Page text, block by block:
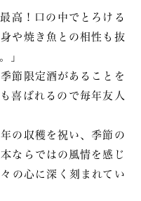
高！口の中でとろける
や焼き魚との相性も抜
」
節限定酒があることを
喜ばれるので毎年友人
の収穫を祝い、季節の
ならではの風情を感じ
の心に深く刻まれてい